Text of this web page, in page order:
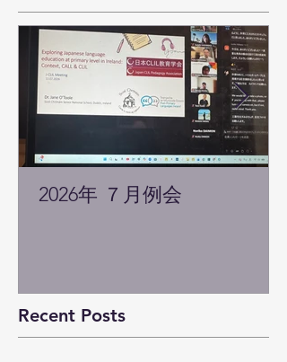
2026年 ７月例会
Recent Posts